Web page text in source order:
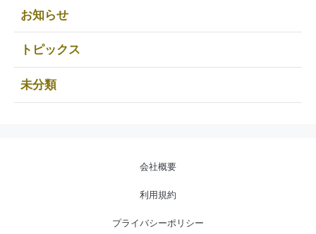
お知らせ
トピックス
未分類
会社概要
利用規約
プライバシーポリシー